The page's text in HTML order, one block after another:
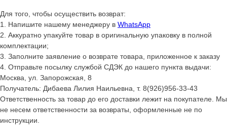
Для того, чтобы осуществить возврат:
1. Напишите нашему менеджеру в WhatsApp
2. Аккуратно упакуйте товар в оригинальную упаковку в полной
комплектации;
3. Заполните заявление о возврате товара, приложенное к заказу
4. Отправьте посылку службой СДЭК до нашего пункта выдачи:
Москва, ул. Запорожская, 8
Получатель: Дибаева Лилия Наильевна, т. 8(926)956-33-43
Ответственность за товар до его доставки лежит на покупателе. Мы
не несем ответственности за возвраты, оформленные не по
инструкции.